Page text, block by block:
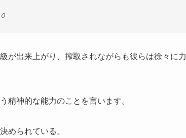
が出来上がり、搾取されながらも彼らは徐々に力
精神的な能力のことを言います。
められている。